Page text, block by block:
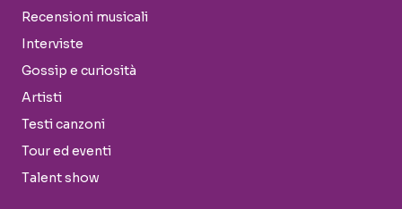
Recensioni musicali
Interviste
Gossip e curiosità
Artisti
Testi canzoni
Tour ed eventi
Talent show